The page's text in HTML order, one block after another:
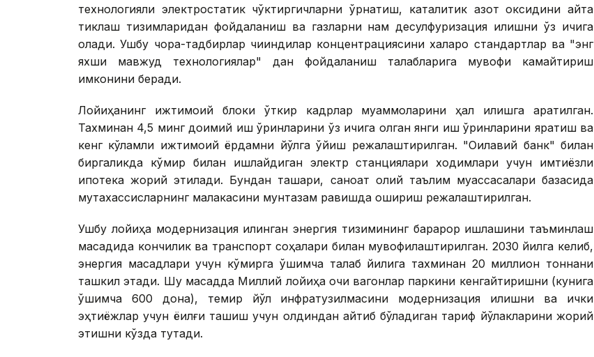
технологияли электростатик чўктиргичларни ўрнатиш, каталитик азот оксидини қайта
тиклаш тизимларидан фойдаланиш ва газларни нам десулфуризация қилишни ўз ичига
олади. Ушбу чора-тадбирлар чиқиндилар концентрациясини халқаро стандартлар ва "энг
яхши мавжуд технологиялар" дан фойдаланиш талабларига мувофиқ камайтириш
имконини беради.
Лойиҳанинг ижтимоий блоки ўткир кадрлар муаммоларини ҳал қилишга қаратилган.
Тахминан 4,5 минг доимий иш ўринларини ўз ичига олган янги иш ўринларини яратиш ва
кенг кўламли ижтимоий ёрдамни йўлга қўйиш режалаштирилган. "Оилавий банк" билан
биргаликда кўмир билан ишлайдиган электр станциялари ходимлари учун имтиёзли
ипотека жорий этилади. Бундан ташқари, саноат олий таълим муассасалари базасида
мутахассисларнинг малакасини мунтазам равишда ошириш режалаштирилган.
Ушбу лойиҳа модернизация қилинган энергия тизимининг барқарор ишлашини таъминлаш
мақсадида кончилик ва транспорт соҳалари билан мувофиқлаштирилган. 2030 йилга келиб,
энергия мақсадлари учун кўмирга қўшимча талаб йилига тахминан 20 миллион тоннани
ташкил этади. Шу мақсадда Миллий лойиҳа очиқ вагонлар паркини кенгайтиришни (кунига
қўшимча 600 дона), темир йўл инфратузилмасини модернизация қилишни ва ички
эҳтиёжлар учун ёқилғи ташиш учун олдиндан айтиб бўладиган тариф йўлакларини жорий
этишни кўзда тутади.